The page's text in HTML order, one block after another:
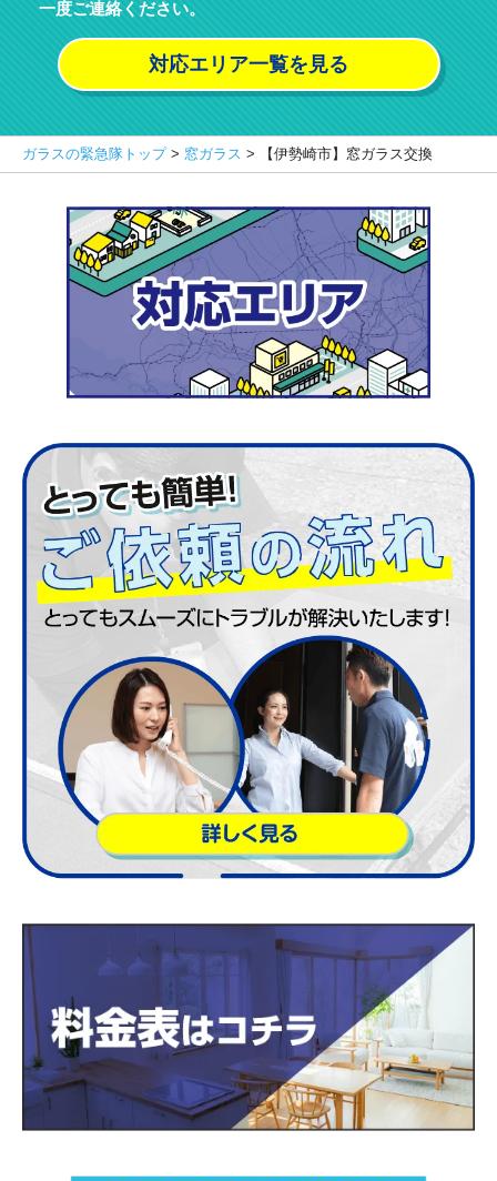
一度ご連絡ください。
対応エリア一覧を見る
ガラスの緊急隊トップ> 窓ガラス > 【伊勢崎市】窓ガラス交換